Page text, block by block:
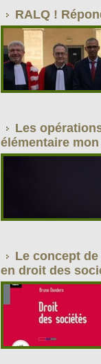
RALQ !
Les
élémentaire
Le concept
en droit des